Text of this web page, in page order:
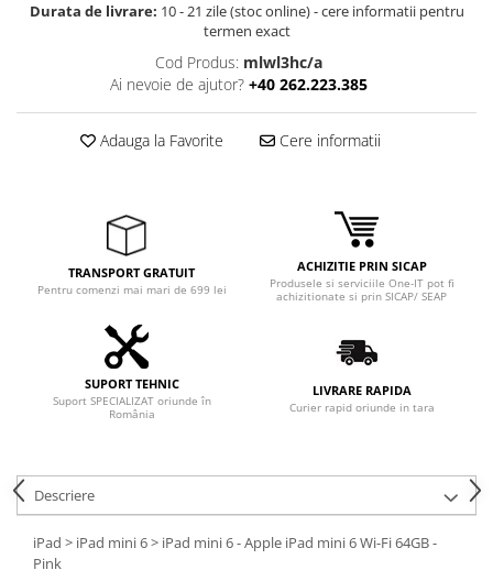
Durata de livrare: 10 - 21 zile (stoc online) - cere informatii pentru
termen exact
Cod Produs: mlwl3hc/a
Ai nevoie de ajutor? +40 262.223.385
Adauga la Favorite Cere informatii
TRANSPORT GRATUIT
Pentru comenzi mai mari de 699 lei
ACHIZITIE PRIN SICAP
Produsele si serviciile One-IT pot fi
achizitionate si prin SICAP/ SEAP
SUPORT TEHNIC
Suport SPECIALIZAT oriunde în
România
LIVRARE RAPIDA
Curier rapid oriunde in tara
Descriere
iPad > iPad mini 6 > iPad mini 6 - Apple iPad mini 6 Wi-Fi 64GB -
Pink